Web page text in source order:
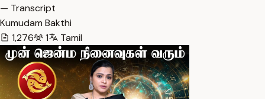
— Transcript
Kumudam Bakthi
1,276
1 Tamil